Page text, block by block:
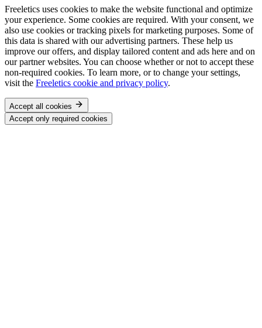
Freeletics uses cookies to make the website functional and optimize
your experience. Some cookies are required. With your consent, we
also use cookies or tracking pixels for marketing purposes. Some of
this data is shared with our advertising partners. These help us
improve our offers, and display tailored content and ads here and on
our partner websites. You can choose whether or not to accept these
non-required cookies. To learn more, or to change your settings,
visit the Freeletics cookie and privacy policy.
Accept all cookies
Accept only required cookies